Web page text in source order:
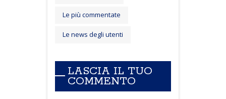
Le più commentate
Le news degli utenti
LASCIA IL TUO
COMMENTO